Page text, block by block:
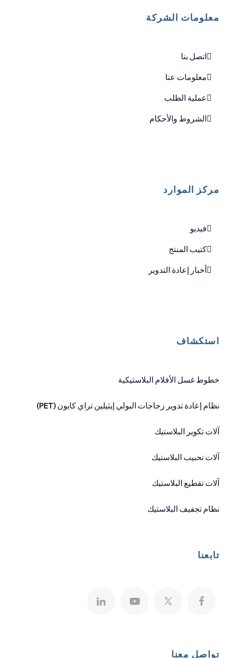
معلومات الشركة
اتصل بنا
معلومات عنا
عملية الطلب
الشروط والأحكام
مركز الموارد
فيديو
كتيب المنتج
أخبار إعادة التدوير
استكشاف
خطوط غسل الأفلام البلاستيكية
نظام إعادة تدوير زجاجات البولي إيثيلين تراي كابون (PET)
آلات تكوير البلاستيك
آلات تحبيب البلاستيك
آلات تقطيع البلاستيك
نظام تجفيف البلاستيك
تابعنا
تواصل معنا